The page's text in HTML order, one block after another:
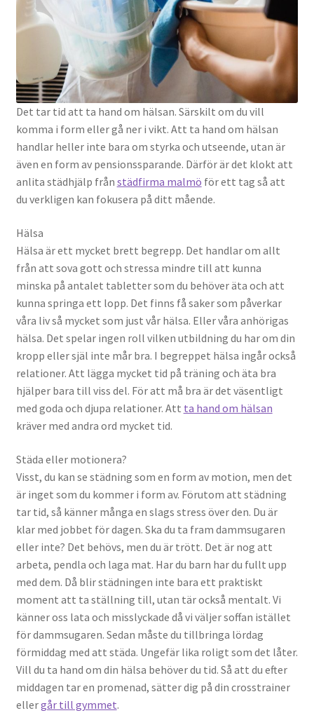
Det tar tid att ta hand om hälsan. Särskilt om du vill
komma i form eller gå ner i vikt. Att ta hand om hälsan
handlar heller inte bara om styrka och utseende, utan är
även en form av pensionssparande. Därför är det klokt att
anlita städhjälp från städfirma malmö för ett tag så att
du verkligen kan fokusera på ditt mående.
Hälsa
Hälsa är ett mycket brett begrepp. Det handlar om allt
från att sova gott och stressa mindre till att kunna
minska på antalet tabletter som du behöver äta och att
kunna springa ett lopp. Det finns få saker som påverkar
våra liv så mycket som just vår hälsa. Eller våra anhörigas
hälsa. Det spelar ingen roll vilken utbildning du har om din
kropp eller själ inte mår bra. I begreppet hälsa ingår också
relationer. Att lägga mycket tid på träning och äta bra
hjälper bara till viss del. För att må bra är det väsentligt
med goda och djupa relationer. Att ta hand om hälsan
kräver med andra ord mycket tid.
Städa eller motionera?
Visst, du kan se städning som en form av motion, men det
är inget som du kommer i form av. Förutom att städning
tar tid, så känner många en slags stress över den. Du är
klar med jobbet för dagen. Ska du ta fram dammsugaren
eller inte? Det behövs, men du är trött. Det är nog att
arbeta, pendla och laga mat. Har du barn har du fullt upp
med dem. Då blir städningen inte bara ett praktiskt
moment att ta ställning till, utan tär också mentalt. Vi
känner oss lata och misslyckade då vi väljer soffan istället
för dammsugaren. Sedan måste du tillbringa lördag
förmiddag med att städa. Ungefär lika roligt som det låter.
Vill du ta hand om din hälsa behöver du tid. Så att du efter
middagen tar en promenad, sätter dig på din crosstrainer
ellergår till gymmet.